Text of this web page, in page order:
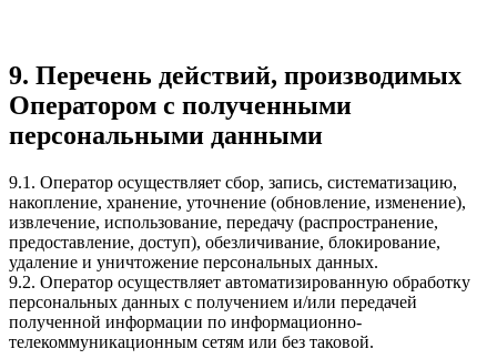
9. Перечень действий, производимых
Оператором с полученными
персональными данными
9.1. Оператор осуществляет сбор, запись, систематизацию,
накопление, хранение, уточнение (обновление, изменение),
извлечение, использование, передачу (распространение,
предоставление, доступ), обезличивание, блокирование,
удаление и уничтожение персональных данных.
9.2. Оператор осуществляет автоматизированную обработку
персональных данных с получением и/или передачей
полученной информации по информационно-
телекоммуникационным сетям или без таковой.